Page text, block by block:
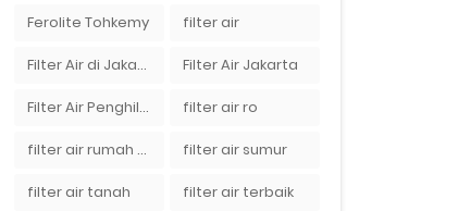
Ferolite Tohkemy filter air
Filter Air di Jakarta Filter Air Jakarta
Filter Air Penghilang Bau filter air ro
filter air rumah tangga filter air sumur
filter air tanah filter air terbaik